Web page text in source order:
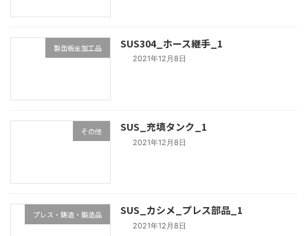
製缶板金加工品 SUS304_ホース継手_1
2021年12月8日
その他 SUS_充填タンク_1
2021年12月8日
プレス・鋳造・鍛造品 SUS_カシメ_プレス部品_1
2021年12月8日